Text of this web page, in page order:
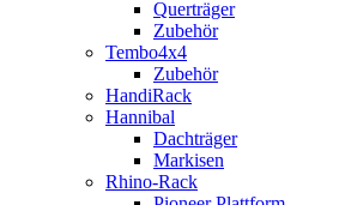
Querträger
Zubehör
Tembo4x4
Zubehör
HandiRack
Hannibal
Dachträger
Markisen
Rhino-Rack